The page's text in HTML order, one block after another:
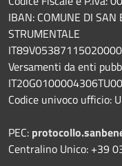
IBAN: COMUNE DI SAN
STRUMENTALE
Versamenti da enti
Codice univoco ufficio:
PEC:
Centralino Unico: +39